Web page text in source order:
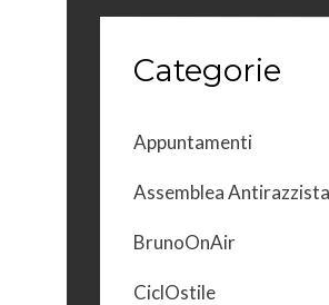
Categorie
Appuntamenti
Assemblea Antirazzista
BrunoOnAir
CiclOstile